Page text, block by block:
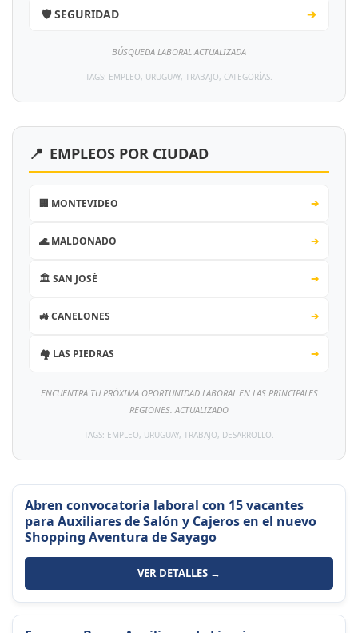
🛡️ SEGURIDAD ➔
BÚSQUEDA LABORAL ACTUALIZADA
TAGS: EMPLEO, URUGUAY, TRABAJO, CATEGORÍAS.
📍 EMPLEOS POR CIUDAD
🏢 MONTEVIDEO ➔
🌊 MALDONADO ➔
🏛️ SAN JOSÉ ➔
🚜 CANELONES ➔
🏘️ LAS PIEDRAS ➔
ENCUENTRA TU PRÓXIMA OPORTUNIDAD LABORAL EN LAS PRINCIPALES
REGIONES. ACTUALIZADO
TAGS: EMPLEO, URUGUAY, TRABAJO, DESARROLLO.
Abren convocatoria laboral con 15 vacantes
para Auxiliares de Salón y Cajeros en el nuevo
Shopping Aventura de Sayago
VER DETALLES →